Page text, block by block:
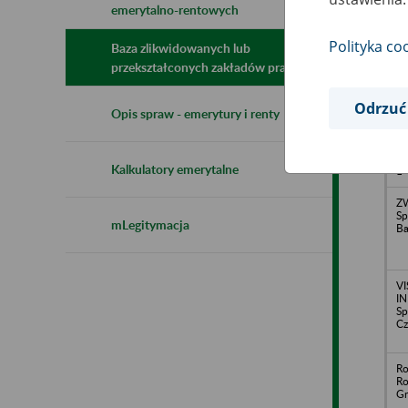
emerytalno-rentowych
Baza zlikwidowanych lub
przekształconych zakładów pracy
Opis spraw - emerytury i renty
Kalkulatory emerytalne
mLegitymacja
1
Polityka